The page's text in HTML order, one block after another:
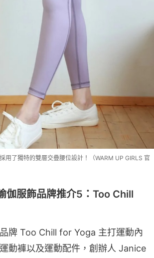
用了獨特的雙層交疊腰位設計！（WARM UP GIRLS 官
伽服飾品牌推介5：Too Chill
牌 Too Chill for Yoga 主打運動內
動褲以及運動配件，創辦人 Janice